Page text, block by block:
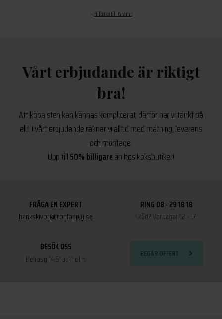
<tillbaka till Granit
Vårt erbjudande är riktigt
bra!
Att köpa sten kan kännas komplicerat, därför har vi tänkt på
allt. I vårt erbjudande räknar vi alltid med mätning, leverans
och montage.
Upp till50% billigareän hos köksbutiker!
FRÅGA EN EXPERT
bankskivor@frontapply.se
RING 08 - 29 18 18
Råd? Vardagar 12 - 17
BESÖK OSS
Heliosg.14 Stockholm
BEGÄR OFFERT